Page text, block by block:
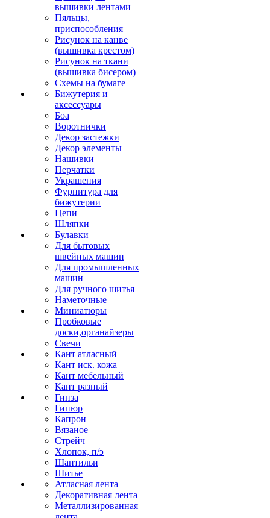
вышивки лентами
Пяльцы,
приспособления
Рисунок на канве
(вышивка крестом)
Рисунок на ткани
(вышивка бисером)
Схемы на бумаге
Бижутерия и
аксессуары
Боа
Воротнички
Декор застежки
Декор элементы
Нашивки
Перчатки
Украшения
Фурнитура для
бижутерии
Цепи
Шляпки
Булавки
Для бытовых
швейных машин
Для промышленных
машин
Для ручного шитья
Наметочные
Миниатюры
Пробковые
доски,органайзеры
Свечи
Кант атласный
Кант иск. кожа
Кант мебельный
Кант разный
Гинза
Гипюр
Капрон
Вязаное
Стрейч
Хлопок, п/э
Шантильи
Шитье
Атласная лента
Декоративная лента
Металлизированная